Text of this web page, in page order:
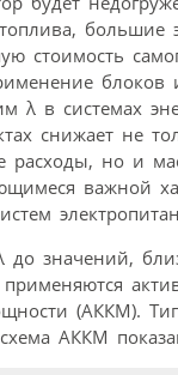
большие
стоимость
блоков
λ в системах
снижает не
расходы, но и
важной
до значений,
(АККМ).
АККМ